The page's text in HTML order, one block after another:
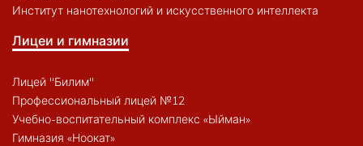
Институт нанотехнологий и искусственного интеллекта
Лицеи и гимназии
Лицей "Билим"
Профессиональный лицей №12
Учебно-воспитательный комплекс «Ыйман»
Гимназия «Ноокат»